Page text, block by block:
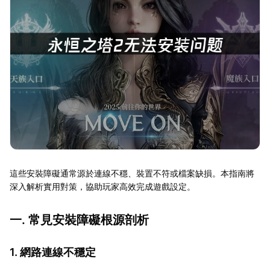
這些安裝障礙通常源於連線不穩、裝置不符或檔案缺損。本指南將
深入解析實用對策，協助玩家高效完成遊戲設定。
一. 常見安裝障礙根源剖析
1. 網路連線不穩定